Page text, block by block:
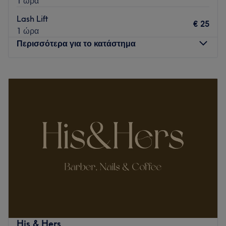
Lash Lift
1 ώρα
€ 25
Περισσότερα για το κατάστημα
Παρασκευή
Σάββατο
10:00–18:00
Κλειστό
Το My Nail είναι χώρος φρέσκος, καθαρός, με μοντέρνο
απογειώσουν την αυτοπεποίθησή σου και θα σε κάνουν να
His & Hers